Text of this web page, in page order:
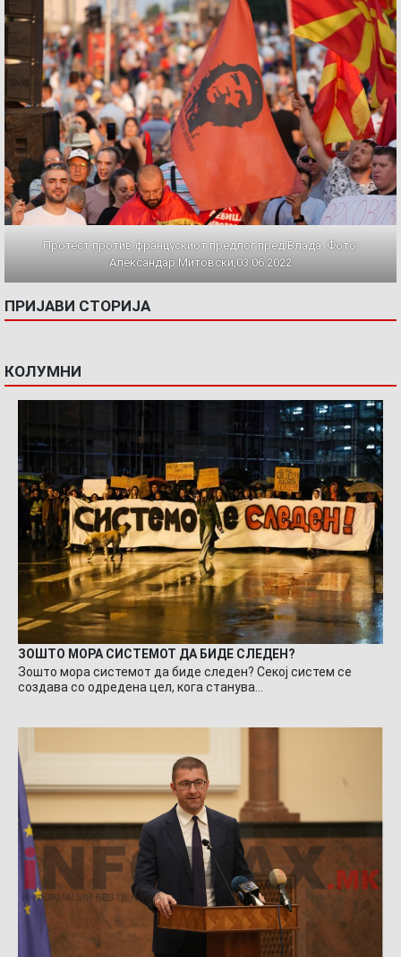
Протест против францускиот предлог пред Влада. Фото:
Александар Митовски,03.06.2022
ПРИЈАВИ СТОРИЈА
КОЛУМНИ
ЗОШТО МОРА СИСТЕМОТ ДА БИДЕ СЛЕДЕН?
Зошто мора системот да биде следен? Секој систем се
создава со одредена цел, кога станува…